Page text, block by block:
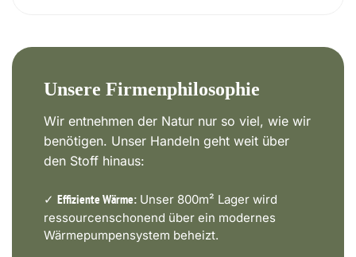
Unsere Firmenphilosophie
Wir entnehmen der Natur nur so viel, wie wir
benötigen. Unser Handeln geht weit über
den Stoff hinaus:
✓ Effiziente Wärme: Unser 800m² Lager wird
ressourcenschonend über ein modernes
Wärmepumpensystem beheizt.